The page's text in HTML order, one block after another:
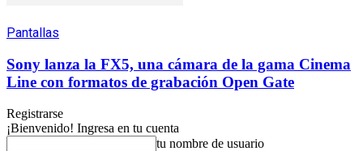
Pantallas
Sony lanza la FX5, una cámara de la gama Cinema
Line con formatos de grabación Open Gate
Registrarse
¡Bienvenido! Ingresa en tu cuenta
tu nombre de usuario